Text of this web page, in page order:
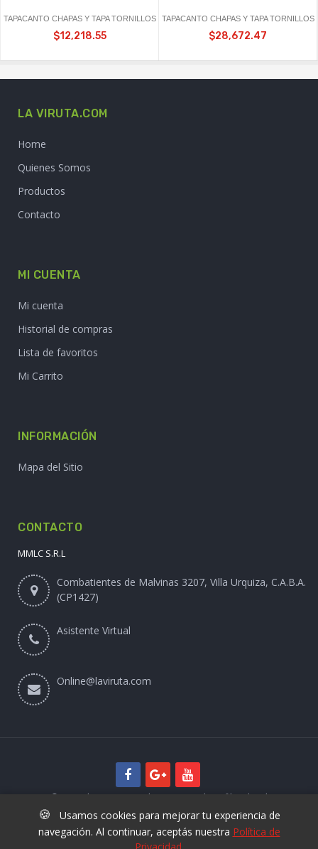
TAPACANTO CHAPAS Y TAPA TORNILLOS
$12,218.55
TAPACANTO CHAPAS Y TAPA TORNILLOS
$28,672.47
LA VIRUTA.COM
Home
Quienes Somos
Productos
Contacto
MI CUENTA
Mi cuenta
Historial de compras
Lista de favoritos
Mi Carrito
INFORMACIÓN
Mapa del Sitio
CONTACTO
MMLC S.R.L
Combatientes de Malvinas 3207, Villa Urquiza, C.A.B.A.
(CP1427)
Asistente Virtual
Online@laviruta.com
© 2025 laviruta.com | Diseño web SofihaCloud
🍪
Usamos cookies para mejorar tu experiencia de
navegación. Al continuar, aceptás nuestra Política de